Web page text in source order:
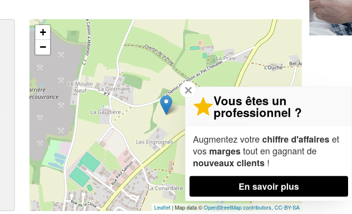
+
−
Leaflet | Map data ©OpenStreetMap contributors, CC-BY-SA
✕
Vous êtes un
professionnel ?
Augmentez votrechiffre d'affaireset
vos margestout en gagnant de
nouveaux clients !
En savoir plus